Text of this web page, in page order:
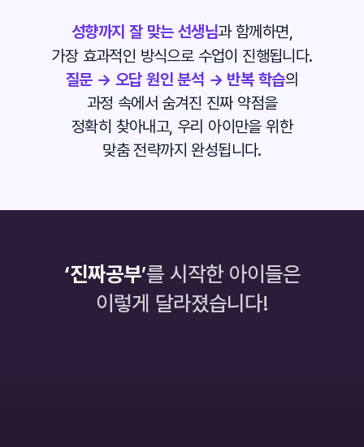
성향까지 잘 맞는 선생님과 함께하면,
가장 효과적인 방식으로 수업이 진행됩니다.
질문 → 오답 원인 분석 → 반복 학습의
과정 속에서 숨겨진 진짜 약점을
정확히 찾아내고, 우리 아이만을 위한
맞춤 전략까지 완성됩니다.
‘진짜공부’를 시작한 아이들은
이렇게 달라졌습니다!